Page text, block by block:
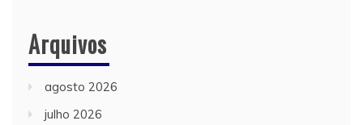
Arquivos
agosto 2026
julho 2026